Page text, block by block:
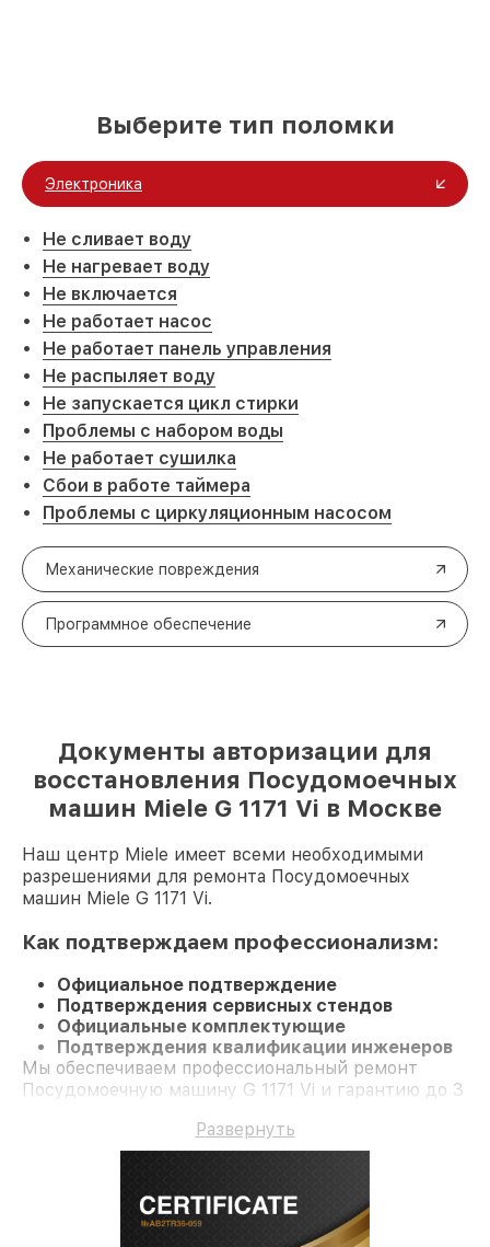
Выберите тип поломки
Электроника
Не сливает воду
Не нагревает воду
Не включается
Не работает насос
Не работает панель управления
Не распыляет воду
Не запускается цикл стирки
Проблемы с набором воды
Не работает сушилка
Сбои в работе таймера
Проблемы с циркуляционным насосом
Механические повреждения
Программное обеспечение
Документы авторизации для
восстановления Посудомоечных
машин Miele G 1171 Vi в Москве
Наш центр Miele имеет всеми необходимыми
разрешениями для ремонта Посудомоечных
машин Miele G 1171 Vi.
Как подтверждаем профессионализм:
Официальное подтверждение
Подтверждения сервисных стендов
Официальные комплектующие
Подтверждения квалификации инженеров
Мы обеспечиваем профессиональный ремонт
Посудомоечную машину G 1171 Vi и гарантию до 3
Развернуть